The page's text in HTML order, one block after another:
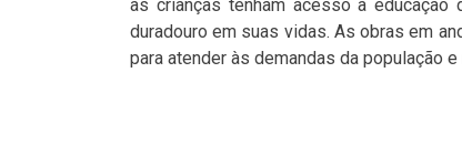
as crianças tenham acesso à
duradouro em suas vidas. As obras em
para atender às demandas da população